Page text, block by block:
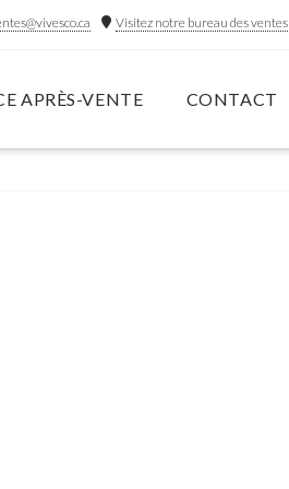
Visitez notre bureau des ventes
APRÈS-VENTE CONTACT